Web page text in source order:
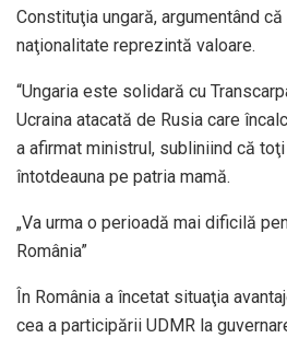
Constituţia ungară, argumentând
naţionalitate reprezintă valoare.
“Ungaria este solidară cu
Ucraina atacată de Rusia care
a afirmat ministrul, subliniind că
întotdeauna pe patria mamă.
„Va urma o perioadă mai dificilă
România”
În România a încetat situaţia
cea a participării UDMR la